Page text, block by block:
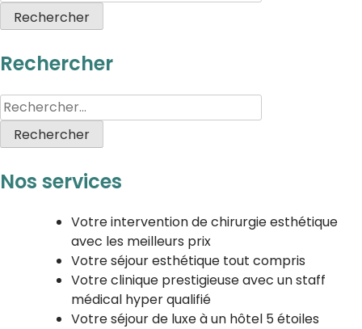
Rechercher
Nos services
Votre intervention de chirurgie esthétique
avec les meilleurs prix
Votre séjour esthétique tout compris
Votre clinique prestigieuse avec un staff
médical hyper qualifié
Votre séjour de luxe à un hôtel 5 étoiles